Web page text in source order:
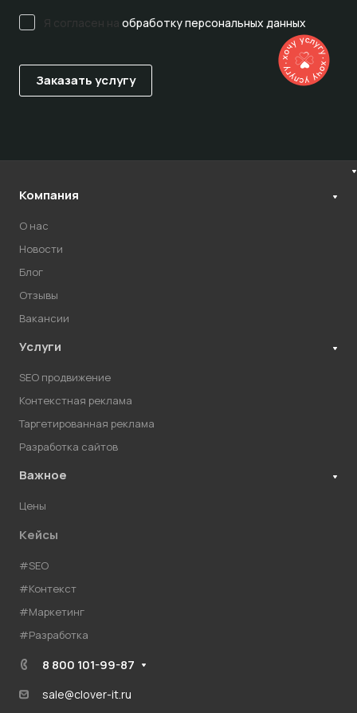
Я согласен на обработку персональных данных
Компания
О нас
Новости
Блог
Отзывы
Вакансии
Услуги
SEO продвижение
Контекстная реклама
Таргетированная реклама
Разработка сайтов
Важное
Цены
Кейсы
#SEO
#Контекст
#Маркетинг
#Разработка
8 800 101-99-87
sale@clover-it.ru